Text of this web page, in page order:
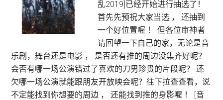
你
认
识
日
本
陶
艺
乱2019]已经开始进行抽选了！
首先先预祝大家当选 ， 还抽到
一个好位置喔 ！ 但各位审神者
请回望一下自己的家，无论是音
乐剧，舞台还是电影 ， 是否还有推的周边没集齐好呢？
会否有哪一场公演错过了喜欢的刀男珍贵的片段呢？ 还
欠哪一场公演就能跟朋友开放映会呢？往下拉查查看，说
不定能找到你想要的周边 ， 还能找到推的身影喔 ！ [音